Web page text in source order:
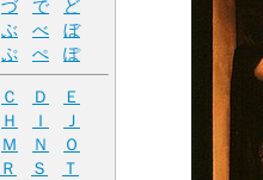
づ で
ど
ぶ べ
ぼ
ぷ ぺ ぽ
Ｃ Ｄ
Ｅ
Ｈ Ｉ
Ｊ
Ｍ Ｎ
Ｏ
Ｒ Ｓ
Ｔ